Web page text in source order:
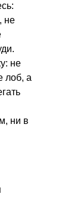
не
не
лоб, а
ни в